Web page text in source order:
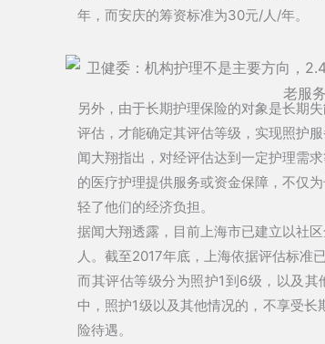
年，而安庆的筹资标准为30元/人/年。
另外，由于长期护理保险的对象是长期
评估，才能确定其评估等级，实现照护
闻大翔指出，对经评估达到一定护理需
的医疗护理提供服务或资金保障，不仅
轻了他们的经济负担。
据闻大翔透露，目前上海市已建立以社
人。截至2017年底，上海依据评估标准
而其评估等级分为照护1到6级，以及
中，照护1级以及其他情况的，不享受
险待遇。